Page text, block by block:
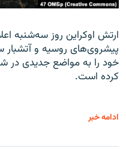
ارتش اوکراین روز سه‌شنبه
پیشروی‌های روسیه و آتشبار
خود را به مواضع جدیدی در
کرده است.
ادامه خبر